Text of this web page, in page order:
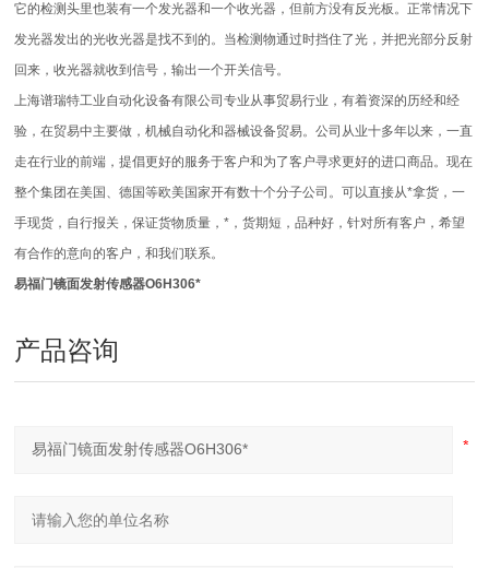
它的检测头里也装有一个发光器和一个收光器，但前方没有反光板。正常情况下
发光器发出的光收光器是找不到的。当检测物通过时挡住了光，并把光部分反射
回来，收光器就收到信号，输出一个开关信号。
上海谱瑞特工业自动化设备有限公司专业从事贸易行业，有着资深的历经和经
验，在贸易中主要做，机械自动化和器械设备贸易。公司从业十多年以来，一直
走在行业的前端，提倡更好的服务于客户和为了客户寻求更好的进口商品。现在
整个集团在美国、德国等欧美国家开有数十个分子公司。可以直接从*拿货，一
手现货，自行报关，保证货物质量，*，货期短，品种好，针对所有客户，希望
有合作的意向的客户，和我们联系。
易福门镜面发射传感器O6H306*
产品咨询